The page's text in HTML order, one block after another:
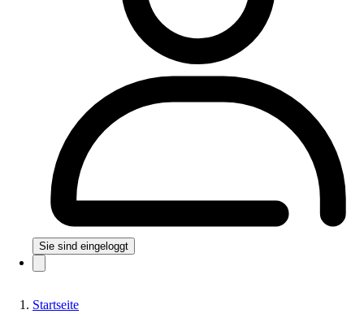
Sie sind eingeloggt
Startseite